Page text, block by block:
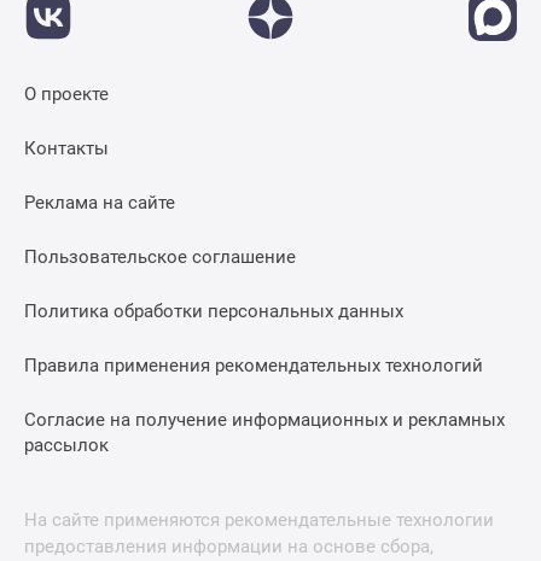
О проекте
Контакты
Реклама на сайте
Пользовательское соглашение
Политика обработки персональных данных
Правила применения рекомендательных технологий
Согласие на получение информационных и рекламных
рассылок
На сайте применяются рекомендательные технологии
предоставления информации на основе сбора,